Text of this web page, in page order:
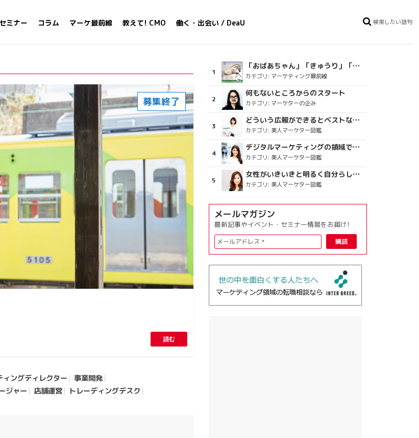
ミナー コラム マーケ最前線 教えて! CMO 働く・出会い / DeaU
募集終了
読む
ィングディレクター
事業開発
ジャー 店舗運営
トレーディングデスク
「おばあちゃん」「きゅうり」「ディスコで踊るおじさん」をCM素材に使った、「気持ちよさ」が売りの意外な商品とは？
カテゴリ: マーケティング最前線
何もないところからのスタート
カテゴリ: マーケターの企み
どういう広報ができるとベストなのか
カテゴリ: 美人マーケター図鑑
デジタルマーケティングの領域で、海外というステージに
カテゴリ: 美人マーケター図鑑
女性がいきいきと明るく自分らしく健やかに
カテゴリ: 美人マーケター図鑑
メールマガジン
最新記事やイベント・セミナー情報をお届け!